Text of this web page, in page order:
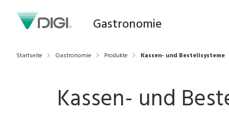
Gastronomie
Startseite Gastronomie Produkte Kassen- und Bestellsysteme
Kassen- und